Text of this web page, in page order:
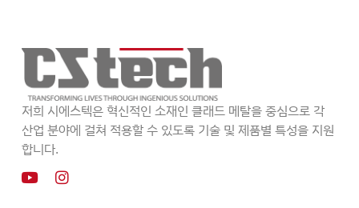
저희 시에스텍은 혁신적인 소재인 클래드 메탈을 중심으로 각
산업 분야에 걸쳐 적용할 수 있도록 기술 및 제품별 특성을 지원
합니다.